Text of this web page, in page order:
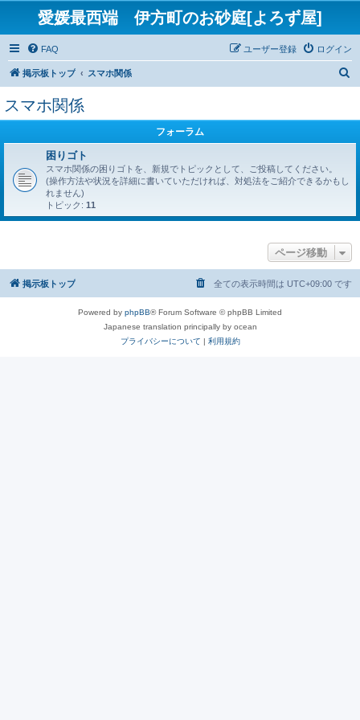
愛媛最西端 伊方町のお砂庭[よろず屋]
FAQ ログイン
ユーザー登録
掲示板トップ スマホ関係
スマホ関係
フォーラム
困りゴト
スマホ関係の困りゴトを、新規でトピックとして、ご投稿してください。
(操作方法や状況を詳細に書いていただければ、対処法をご紹介できるかもし
れません)
トピック: 11
ページ移動
掲示板トップ 全ての表示時間は UTC+09:00 です
Powered by phpBB® Forum Software © phpBB Limited
Japanese translation principally by ocean
プライバシーについて | 利用規約